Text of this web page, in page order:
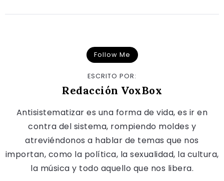
Follow Me
ESCRITO POR:
Redacción VoxBox
Antisistematizar es una forma de vida, es ir en
contra del sistema, rompiendo moldes y
atreviéndonos a hablar de temas que nos
importan, como la política, la sexualidad, la cultura,
la música y todo aquello que nos libera.